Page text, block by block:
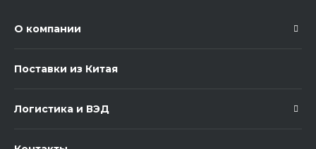
О компании
Поставки из Китая
Логистика и ВЭД